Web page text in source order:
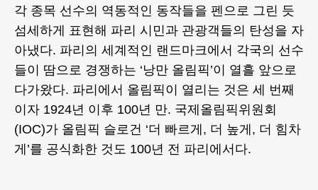
각 종목 선수의 역동적인 동작들을 펜으로 그린 듯
섬세하게 표현해 파리 시민과 관광객들의 탄성을 자
아냈다. 파리의 세계적인 랜드마크에서 각국의 선수
들이 땀으로 경쟁하는 ‘낭만 올림픽’이 열흘 앞으로
다가왔다. 파리에서 올림픽이 열리는 것은 세 번째
이자 1924년 이후 100년 만. 국제올림픽위원회
(IOC)가 올림픽 슬로건 ‘더 빠르게, 더 높게, 더 힘차
게’를 공식화한 것도 100년 전 파리에서다.